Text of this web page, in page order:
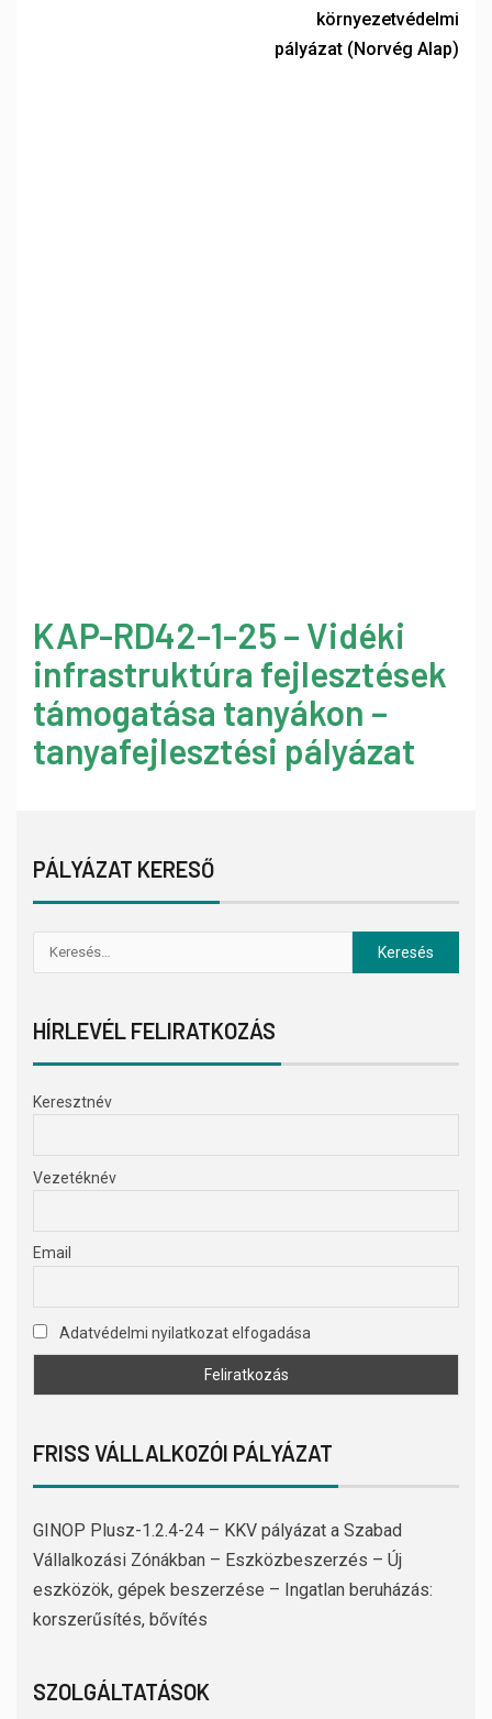
környezetvédelmi
pályázat (Norvég Alap)
KAP-RD42-1-25 – Vidéki
infrastruktúra fejlesztések
támogatása tanyákon –
tanyafejlesztési pályázat
PÁLYÁZAT KERESŐ
HÍRLEVÉL FELIRATKOZÁS
Keresztnév
Vezetéknév
Email
Adatvédelmi nyilatkozat elfogadása
FRISS VÁLLALKOZÓI PÁLYÁZAT
GINOP Plusz-1.2.4-24 – KKV pályázat a Szabad
Vállalkozási Zónákban – Eszközbeszerzés – Új
eszközök, gépek beszerzése – Ingatlan beruházás:
korszerűsítés, bővítés
SZOLGÁLTATÁSOK